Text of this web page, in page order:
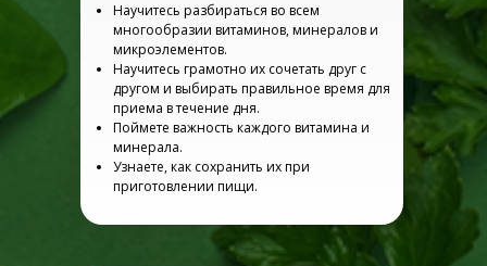
Научитесь разбираться во всем
многообразии витаминов, минералов и
микроэлементов.
Научитесь грамотно их сочетать друг с
другом и выбирать правильное время для
приема в течение дня.
Поймете важность каждого витамина и
минерала.
Узнаете, как сохранить их при
приготовлении пищи.